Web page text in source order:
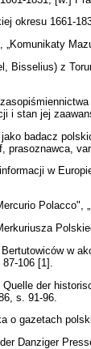
okresu 1661-
„Komunikaty
Bisselius) z
i stan jej
badacz
prasoznawca,
w
Polacco",
w
106 [1].
der
s. 91-96.
o gazetach
Danziger